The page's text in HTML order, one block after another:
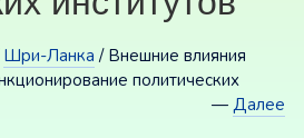
Шри-Ланка / Внешние влияния
политических
—Далее